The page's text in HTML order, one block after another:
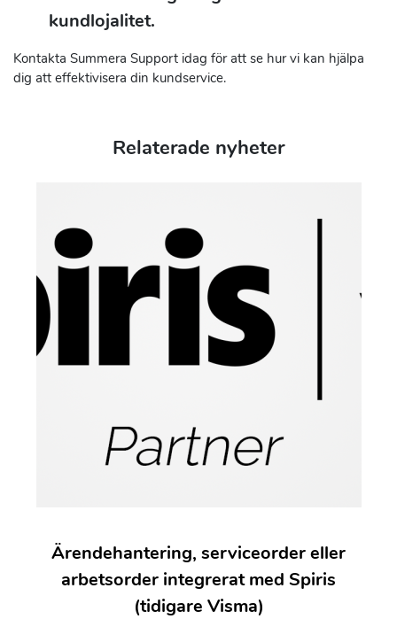
kundlojalitet.
Kontakta Summera Support idag för att se hur vi kan hjälpa
dig att effektivisera din kundservice.
Relaterade nyheter
Ärendehantering, serviceorder eller
arbetsorder integrerat med Spiris
(tidigare Visma)